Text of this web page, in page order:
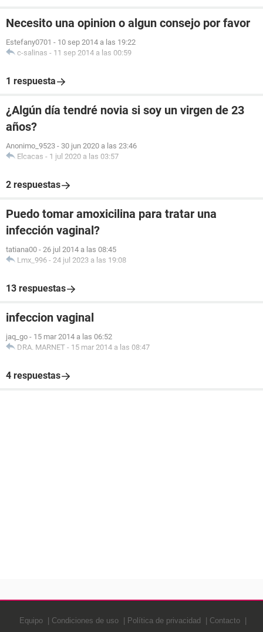
Necesito una opinion o algun consejo por favor
Estefany0701 - 10 sep 2014 a las 19:22
c-salinas - 11 sep 2014 a las 00:59
1 respuesta
¿Algún día tendré novia si soy un virgen de 23
años?
Anonimo_9523 - 30 jun 2020 a las 23:46
Elcacas - 1 jul 2020 a las 03:57
2 respuestas
Puedo tomar amoxicilina para tratar una
infección vaginal?
tatiana00 - 26 jul 2014 a las 08:45
Lmx_996 - 24 jul 2023 a las 19:08
13 respuestas
infeccion vaginal
jaq_go - 15 mar 2014 a las 06:52
DRA. MARNET - 15 mar 2014 a las 08:47
4 respuestas
Equipo Condiciones de uso Política de privacidad Contacto